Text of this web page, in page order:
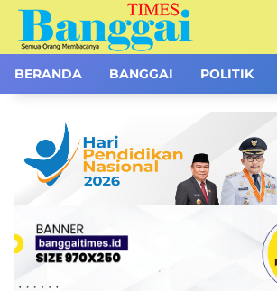
Langsung
konten
BERANDA BANGGAI POLITIK